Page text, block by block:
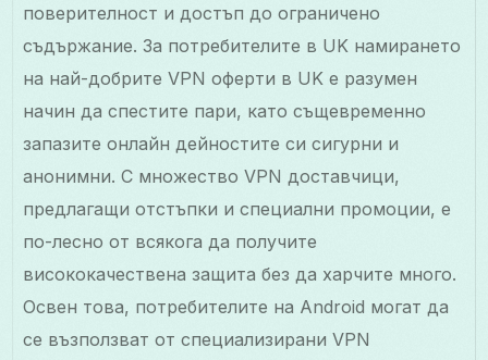
поверителност и достъп до ограничено
съдържание. За потребителите в UK намирането
на най-добрите VPN оферти в UK е разумен
начин да спестите пари, като същевременно
запазите онлайн дейностите си сигурни и
анонимни. С множество VPN доставчици,
предлагащи отстъпки и специални промоции, е
по-лесно от всякога да получите
висококачествена защита без да харчите много.
Освен това, потребителите на Android могат да
се възползват от специализирани VPN